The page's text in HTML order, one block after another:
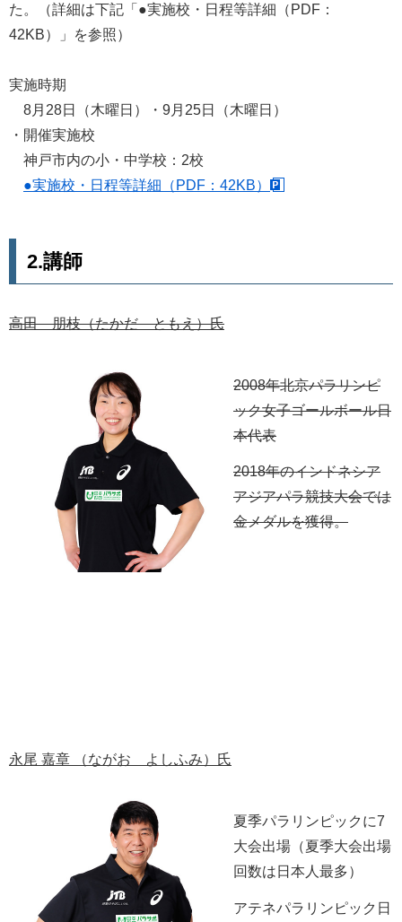
た。（詳細は下記「●実施校・日程等詳細（PDF：
42KB）」を参照）
実施時期
8月28日（木曜日）・9月25日（木曜日）
・開催実施校
神戸市内の小・中学校：2校
●実施校・日程等詳細（PDF：42KB）
2.講師
高田 朋枝（たかだ ともえ）氏
2008年北京パラリンピ
ック女子ゴールボール日
本代表
2018年のインドネシア
アジアパラ競技大会では
金メダルを獲得。
永尾 嘉章 （ながお よしふみ）氏
夏季パラリンピックに7
大会出場（夏季大会出場
回数は日本人最多）
アテネパラリンピック日